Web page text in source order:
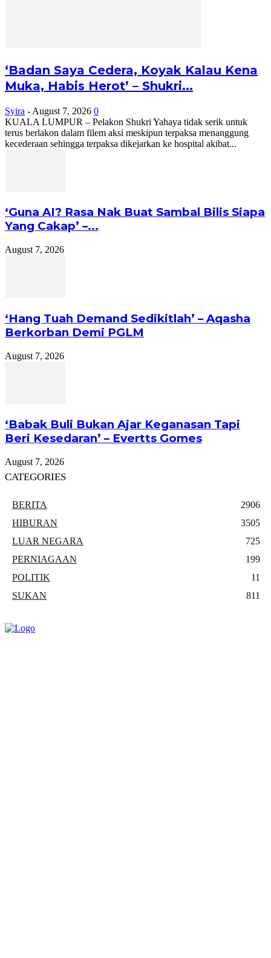
‘Badan Saya Cedera, Koyak Kalau Kena
Muka, Habis Herot’ – Shukri...
Syira - August 7, 2026 0
KUALA LUMPUR – Pelakon Shukri Yahaya tidak serik untuk
terus berlakon dalam filem aksi meskipun terpaksa menanggung
kecederaan sehingga terpaksa dikejarkan ke hospital akibat...
‘Guna AI? Rasa Nak Buat Sambal Bilis Siapa
Yang Cakap’ –...
August 7, 2026
‘Hang Tuah Demand Sedikitlah’ – Aqasha
Berkorban Demi PGLM
August 7, 2026
‘Babak Buli Bukan Ajar Keganasan Tapi
Beri Kesedaran’ – Evertts Gomes
August 7, 2026
CATEGORIES
BERITA
2906
HIBURAN
3505
LUAR NEGARA
725
PERNIAGAAN
199
POLITIK
11
SUKAN
811